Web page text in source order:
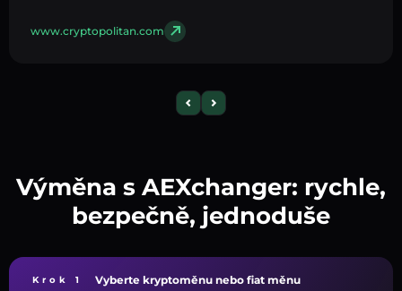
www.cryptopolitan.com
Výměna s AEXchanger: rychle,
bezpečně, jednoduše
Krok 1 Vyberte kryptoměnu nebo fiat měnu